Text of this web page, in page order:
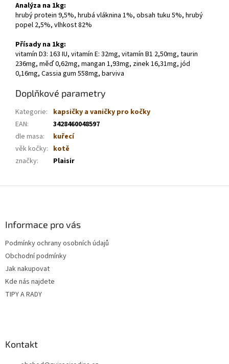
Analýza na 1kg:
hrubý protein 9,5%, hrubá vláknina 1%, obsah tuku 5%, hrubý
popel 2,5%, vlhkost 82%
Přísady na 1kg:
vitamín D3: 163 IU, vitamín E: 32mg, vitamín B1 2,50mg, taurin
236mg, měď 0,62mg, mangan 1,93mg, zinek 16,31mg, jód
0,16mg, Cassia gum 558mg, barviva
Doplňkové parametry
Kategorie:
kapsičky a vaničky pro kočky
EAN:
3428460048597
dle masa:
kuřecí
věk kočky: kotě
značky: Plaisir
Informace pro vás
Podmínky ochrany osobních údajů
Obchodní podmínky
Jak nakupovat
Kde nás najdete
TIPY A RADY
Kontakt